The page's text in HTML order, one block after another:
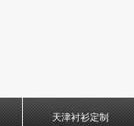
天津衬衫定制